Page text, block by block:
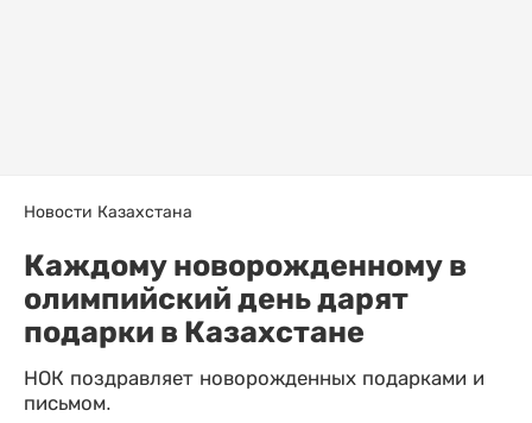
Новости Казахстана
Каждому новорожденному в
олимпийский день дарят
подарки в Казахстане
НОК поздравляет новорожденных подарками и
письмом.